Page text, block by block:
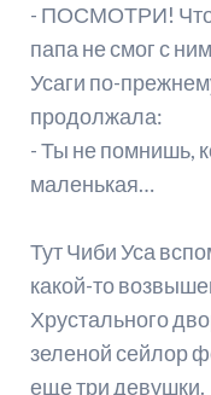
- ПОСМОТРИ! Что
папа не смог с
Усаги по-
продолжала:
- Ты не помнишь,
маленькая…
Тут Чиби Уса
какой-то
Хрустального
зеленой сейлор
еще три девушки.